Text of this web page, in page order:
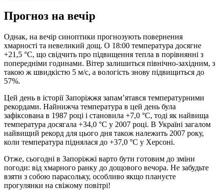
Прогноз на вечір
Однак, на вечір синоптики прогнозують повернення
хмарності та невеликий дощ. О 18:00 температура досягне
+21,5 °С, що свідчить про підвищення тепла в порівнянні з
попередніми годинами. Вітер залишиться північно-західним, з
такою ж швидкістю 5 м/с, а вологість знову підвищиться до
57%.
Цей день в історії Запоріжжя запам’ятався температурними
рекордами. Найнижча температура в цей день була
зафіксована в 1987 році і становила +7,0 °С, тоді як найвища
температура досягала +34,0 °С у 2007 році. В Україні загалом
найвищий рекорд для цього дня також належить 2007 року,
коли температура піднялася до +37,0 °С у Херсоні.
Отже, сьогодні в Запоріжжі варто бути готовим до зміни
погоди: від хмарного ранку до дощового вечора. Не забудьте
взяти з собою парасольку, особливо якщо плануєте
прогулянки на свіжому повітрі!